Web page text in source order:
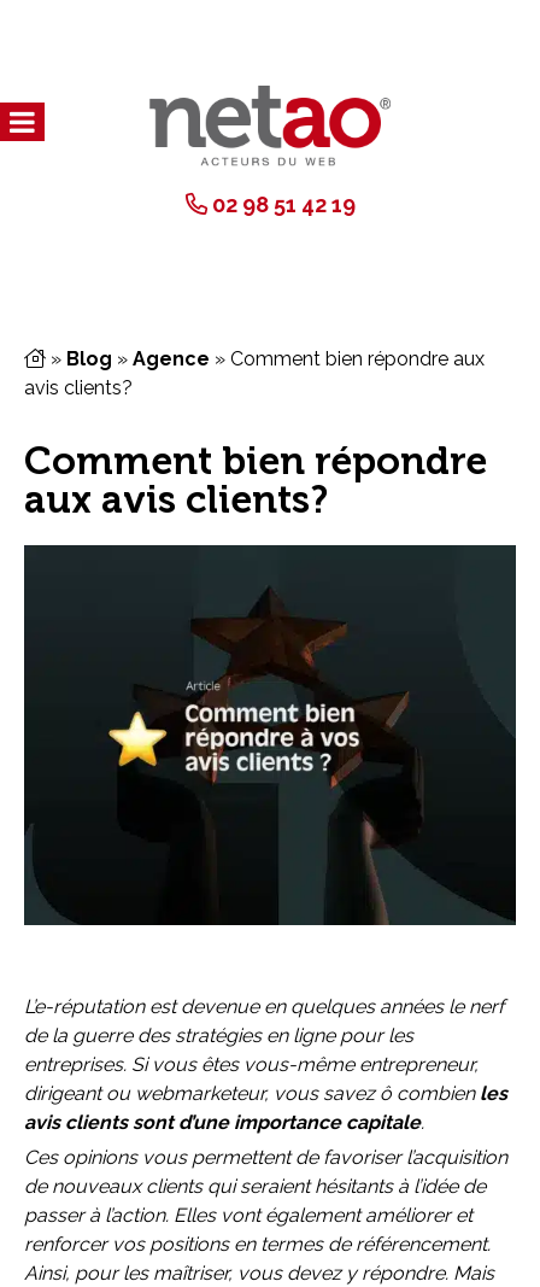
02 98 51 42 19
» Blog » Agence » Comment bien répondre aux
avis clients?
Comment bien répondre
aux avis clients?
L’e-réputation est devenue en quelques années le nerf
de la guerre des stratégies en ligne pour les
entreprises. Si vous êtes vous-même entrepreneur,
dirigeant ou webmarketeur, vous savez ô combien les
avis clients sont d’une importance capitale.
Ces opinions vous permettent de favoriser l’acquisition
de nouveaux clients qui seraient hésitants à l’idée de
passer à l’action. Elles vont également améliorer et
renforcer vos positions en termes de référencement.
Ainsi, pour les maîtriser, vous devez y répondre. Mais